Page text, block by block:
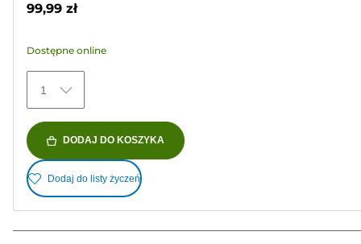
341
99,99 zł
Dostępne online
1
DODAJ DO KOSZYKA
Dodaj do listy życzeń